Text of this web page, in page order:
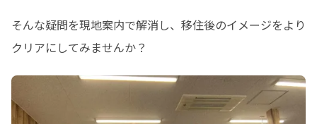
そんな疑問を現地案内で解消し、移住後のイメージをより
クリアにしてみませんか？